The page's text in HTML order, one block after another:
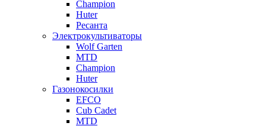
Champion
Huter
Ресанта
Электрокультиваторы
Wolf Garten
MTD
Champion
Huter
Газонокосилки
EFCO
Cub Cadet
MTD